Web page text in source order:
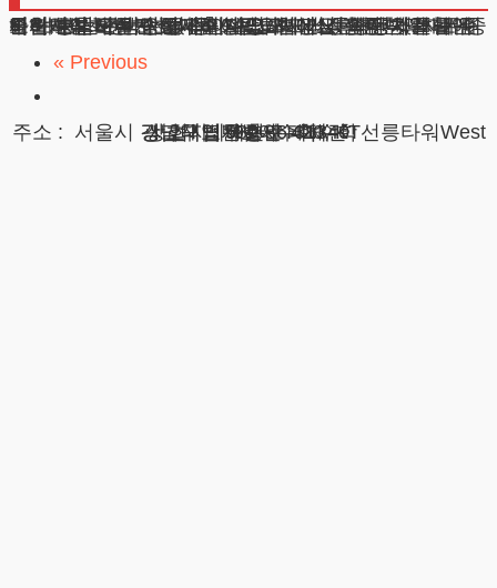
수원개인회생 변호사와 상담하시면 정확한 자격확인이 가능합니다. 안정적인 수입과 성실한 상환의지가 중요합니다. 주택담보대출이 있으시거나 자동차를 보유하신 분들도 걱정하지 마세요. 법에서 정한 범위 내에서 보호받으실 수 있습니다.
준비하실 서류도 안내해드립니다. 소득증명서, 채무내역서, 재산관련 서류 등이 필요한데요. 어떤 것들을 준비하셔야 하는지 상세히 설명해드리겠습니다.
« Previous
상호 : 법무법인 테헤란
사업자 : 589-86-01340
대표자 : 이수학
주소 : 서울시 강남구 테헤란로 420, KT선릉타워West 9층
광고책임변호사 : 이수학